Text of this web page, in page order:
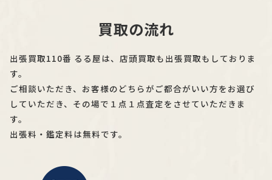
買取の流れ
出張買取110番 るる屋は、店頭買取も出張買取もしておりま
す。
ご相談いただき、お客様のどちらがご都合がいい方をお選び
していただき、その場で１点１点査定をさせていただきま
す。
出張料・鑑定料は無料です。